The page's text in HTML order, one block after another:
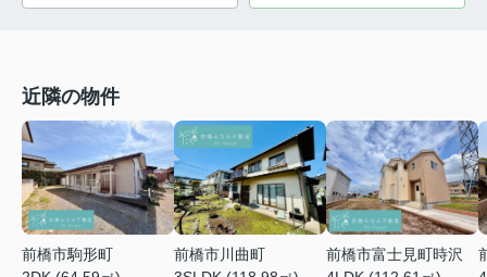
近隣の物件
前橋市駒形町
前橋市川曲町
前橋市富士見町時沢